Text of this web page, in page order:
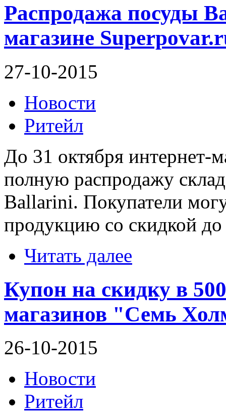
Распродажа посуды
магазине
27-10-2015
Новости
Ритейл
До 31 октября интернет-
полную распродажу
Ballarini. Покупатели
продукцию со скидкой
Читать далее
Купон на скидку в
магазинов "Семь
26-10-2015
Новости
Ритейл